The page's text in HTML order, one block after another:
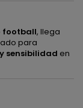
football, llega
para
sensibilidad en